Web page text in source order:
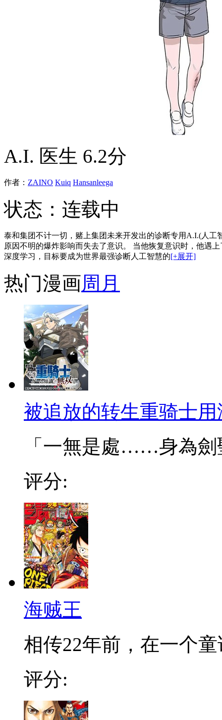
A.I. 医生 6.2分
作者： ZAINO Kuiq Hansanleega
状态： 连载中
泰和集团不计一切，赌上集团未来开发出的诊断专用A.I.(人
原因不明的爆炸影响而失去了意识。 当他恢复意识时，他遇
深度学习，目标要成为世界最强诊断人工智慧的[+展开]
热门漫画周 月
被追放的转生重骑士
「一無是處……身為劍
评分:
海贼王
相传22年前，在一个
评分: